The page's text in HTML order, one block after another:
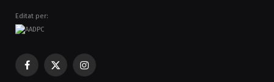
Editat per:
Facebook
X
Instagram